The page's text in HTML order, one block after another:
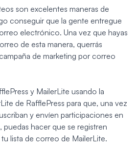
son excelentes maneras de
conseguir que la gente entregue
electrónico. Una vez que hayas
de esta manera, querrás
de marketing por correo
y MailerLite usando la
de RafflePress para que, una vez
y envíen participaciones en
hacer que se registren
lista de correo de MailerLite.